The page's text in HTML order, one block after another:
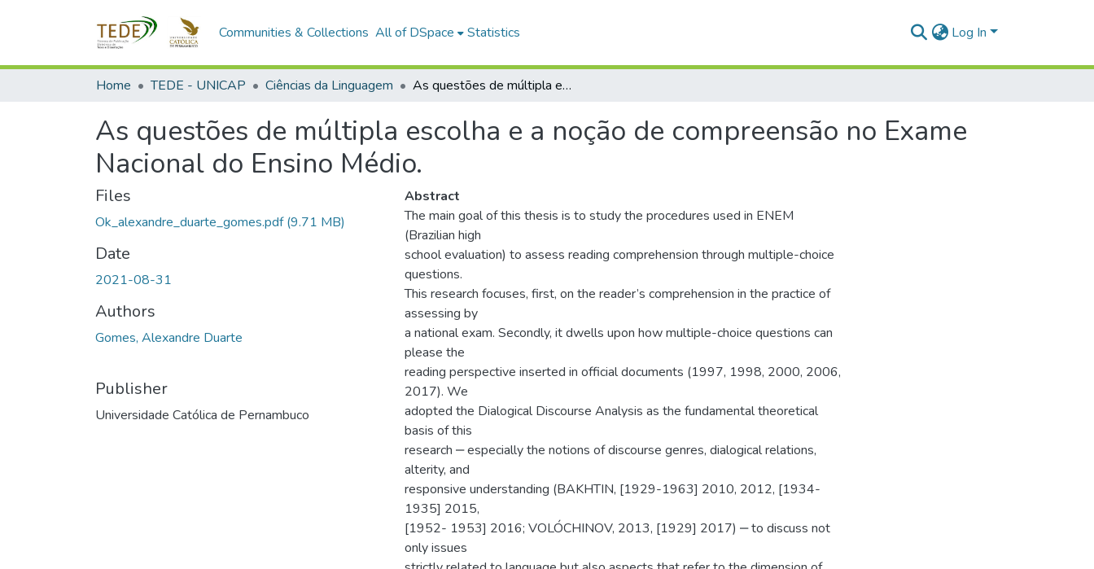
Communities & Collections All of DSpace Statistics Log In
Home TEDE - UNICAP Ciências da Linguagem As questões de múltipla escolha e a noção de compreensão no Exame Nacional do Ensino Médio.
As questões de múltipla escolha e a noção de compreensão no Exame
Nacional do Ensino Médio.
Files
Ok_alexandre_duarte_gomes.pdf(9.71 MB)
Date
2021-08-31
Authors
Gomes, Alexandre Duarte
Publisher
Universidade Católica de Pernambuco
Abstract
The main goal of this thesis is to study the procedures used in ENEM
(Brazilian high
school evaluation) to assess reading comprehension through multiple-choice
questions.
This research focuses, first, on the reader’s comprehension in the practice of
assessing by
a national exam. Secondly, it dwells upon how multiple-choice questions can
please the
reading perspective inserted in official documents (1997, 1998, 2000, 2006,
2017). We
adopted the Dialogical Discourse Analysis as the fundamental theoretical
basis of this
research ‒ especially the notions of discourse genres, dialogical relations,
alterity, and
responsive understanding (BAKHTIN, [1929-1963] 2010, 2012, [1934-
1935] 2015,
[1952- 1953] 2016; VOLÓCHINOV, 2013, [1929] 2017) ‒ to discuss not
only issues